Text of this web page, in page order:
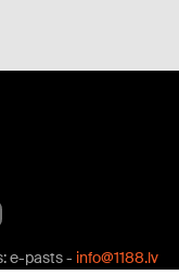
e-pasts - info@1188.lv